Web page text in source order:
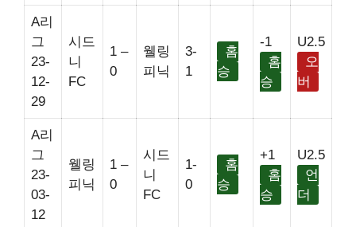
A리
그
23-
12-
29
시드
니
FC
1 –
0
웰링
피닉
3-
1
홈
승
-1
홈
승
U2.5
오
버
A리
그
23-
03-
12
웰링
피닉
1 –
0
시드
니
FC
1-
0
홈
승
+1
홈
승
U2.5
언
더